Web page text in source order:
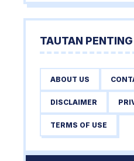
TAUTAN PENTING
ABOUT US
DISCLAIMER
TERMS OF USE